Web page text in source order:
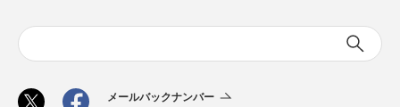
メールバックナンバー